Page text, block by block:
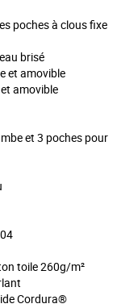
poches à clous fixe
brisé
et amovible
amovible
et 3 poches pour
toile 260g/m²
Cordura®